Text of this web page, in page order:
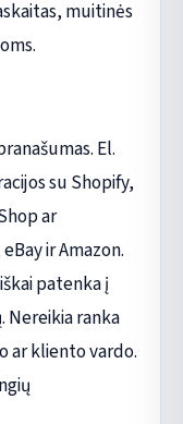
muitinės
El.
su Shopify,
ar
ir Amazon.
patenka į
Nereikia ranka
ar kliento vardo.